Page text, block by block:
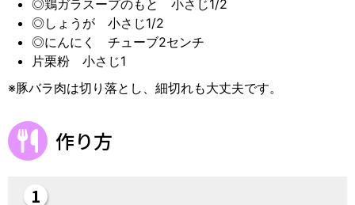
◎鶏ガラスープのもと 小さじ1/2
◎しょうが 小さじ1/2
◎にんにく チューブ2センチ
片栗粉 小さじ1
※豚バラ肉は切り落とし、細切れも大丈夫です。
作り方